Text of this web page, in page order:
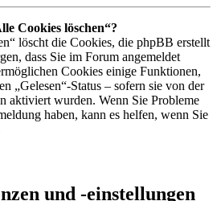
Cookies löschen“?
löscht die Cookies, die phpBB erstellt
dass Sie im Forum angemeldet
Cookies einige Funktionen,
„Gelesen“-Status – sofern sie von der
aktiviert wurden. Wenn Sie Probleme
haben, kann es helfen, wenn Sie
und -einstellungen